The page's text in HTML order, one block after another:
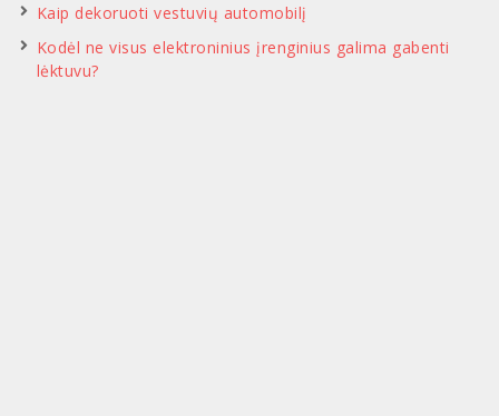
Kaip dekoruoti vestuvių automobilį
Kodėl ne visus elektroninius įrenginius galima gabenti
lėktuvu?